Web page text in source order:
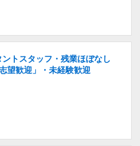
トスタッフ・残業ほぼなし
望歓迎」・未経験歓迎